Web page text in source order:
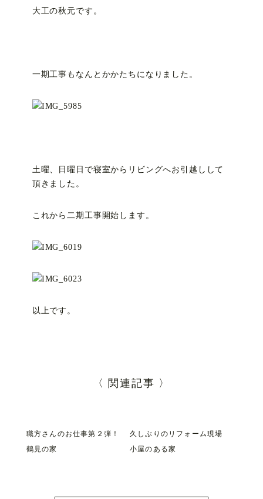
大工の秋元です。
一期工事もなんとかかたちになりました。
土曜、日曜日で寝室からリビングへお引越しして
頂きました。
これから二期工事開始します。
以上です。
〈 関連記事 〉
職方さんのお仕事第２弾！
久しぶりのリフォーム現場
鶴見の家
小屋のある家